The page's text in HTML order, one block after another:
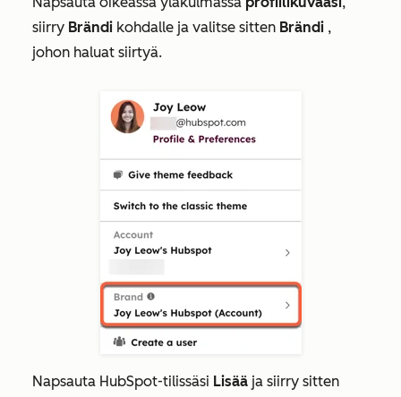
siirry Brändi kohdalle ja valitse sitten Brändi ,
johon haluat siirtyä.
Napsauta HubSpot-tilissäsi Lisää ja siirry sitten